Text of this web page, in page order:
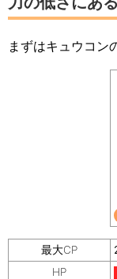
まずはキュウコン
最大CP
HP